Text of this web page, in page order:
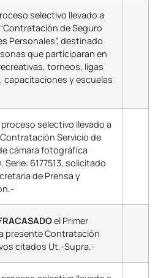
selectivo llevado a
de Seguro
Personales”, destinado
que participaran en
torneos, ligas
capacitaciones y escuelas
proceso selectivo llevado a
Servicio de
cámara fotográfica
Serie: 6177513, solicitado
de Prensa y
el Primer
presente Contratación
citados Ut.-Supra.-